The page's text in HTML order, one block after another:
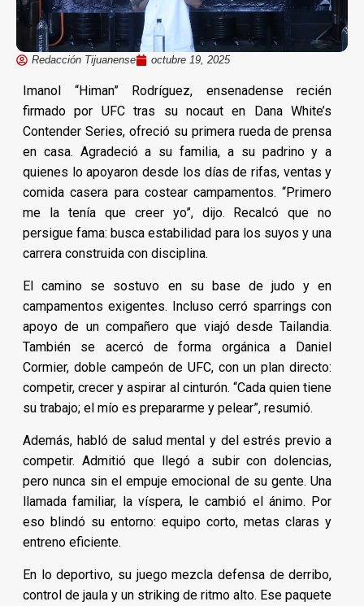
Redacción Tijuanense octubre 19, 2025
Imanol “Himan” Rodríguez, ensenadense recién
firmado por UFC tras su nocaut en Dana White’s
Contender Series, ofreció su primera rueda de prensa
en casa. Agradeció a su familia, a su padrino y a
quienes lo apoyaron desde los días de rifas, ventas y
comida casera para costear campamentos. “Primero
me la tenía que creer yo”, dijo. Recalcó que no
persigue fama: busca estabilidad para los suyos y una
carrera construida con disciplina.
El camino se sostuvo en su base de judo y en
campamentos exigentes. Incluso cerró sparrings con
apoyo de un compañero que viajó desde Tailandia.
También se acercó de forma orgánica a Daniel
Cormier, doble campeón de UFC, con un plan directo:
competir, crecer y aspirar al cinturón. “Cada quien tiene
su trabajo; el mío es prepararme y pelear”, resumió.
Además, habló de salud mental y del estrés previo a
competir. Admitió que llegó a subir con dolencias,
pero nunca sin el empuje emocional de su gente. Una
llamada familiar, la víspera, le cambió el ánimo. Por
eso blindó su entorno: equipo corto, metas claras y
entreno eficiente.
En lo deportivo, su juego mezcla defensa de derribo,
control de jaula y un striking de ritmo alto. Ese paquete